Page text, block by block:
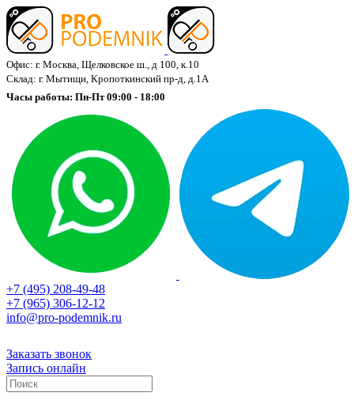
Офис: г. Москва, Щелковское ш., д 100, к.10
Склад: г. Мытищи, Кропоткинский пр-д, д.1А
Часы работы: Пн-Пт 09:00 - 18:00
+7 (495) 208-49-48
+7 (965) 306-12-12
info@pro-podemnik.ru
Заказать звонок
Запись онлайн